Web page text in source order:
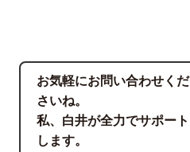
お気軽にお問い合わせくだ
さいね。
私、白井が全力でサポート
します。